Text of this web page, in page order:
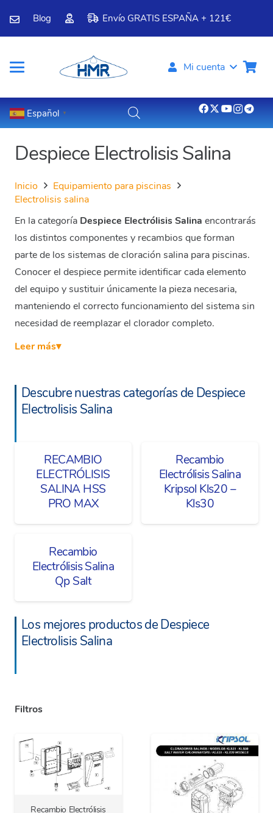
Blog Envío GRATIS ESPAÑA + 121€
Mi cuenta
Español ▼
Despiece Electrolisis Salina
Inicio
Equipamiento para piscinas
Electrolisis salina
En la categoría Despiece Electrólisis Salina encontrarás
los distintos componentes y recambios que forman
parte de los sistemas de cloración salina para piscinas.
Conocer el despiece permite identificar cada elemento
del equipo y sustituir únicamente la pieza necesaria,
manteniendo el correcto funcionamiento del sistema sin
necesidad de reemplazar el clorador completo.
Leer más▾
Descubre nuestras categorías de Despiece
Electrolisis Salina
RECAMBIO
ELECTRÓLISIS
SALINA HSS
PRO MAX
Recambio
Electrólisis Salina
Kripsol Kls20 –
Kls30
Recambio
Electrólisis Salina
Qp Salt
Los mejores productos de Despiece
Electrolisis Salina
Filtros
Recambio Electrólisis